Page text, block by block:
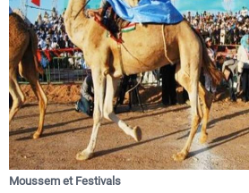
Moussem et Festivals